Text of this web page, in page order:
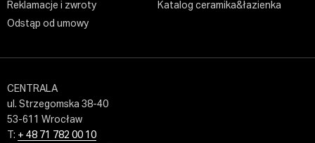
Reklamacje i zwroty
Odstąp od umowy
Katalog ceramika&łazienka
CENTRALA
ul. Strzegomska 38-40
53-611 Wrocław
T: + 48 71 782 00 10